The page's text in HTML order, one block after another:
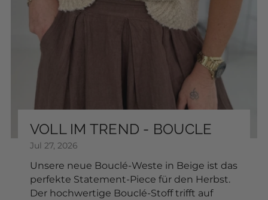
Sonnenbrille
$17.68
VOLL IM TREND - BOUCLE
Jul 27, 2026
Unsere neue Bouclé-Weste in Beige ist das
perfekte Statement-Piece für den Herbst.
Der hochwertige Bouclé-Stoff trifft auf